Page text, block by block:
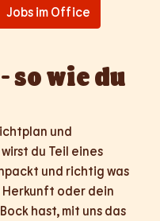
Jobs im Office
so wie du
und
du Teil eines
und richtig was
oder dein
hast, mit uns das